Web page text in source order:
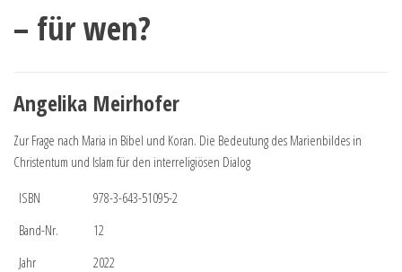
– für wen?
Angelika Meirhofer
Zur Frage nach Maria in Bibel und Koran. Die Bedeutung des Marienbildes in
Christentum und Islam für den interreligiösen Dialog
ISBN
978-3-643-51095-2
Band-Nr.
12
Jahr
2022